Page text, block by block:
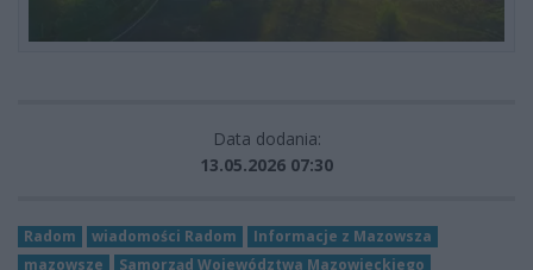
Data dodania:
13.05.2026 07:30
Radom wiadomości Radom
Informacje z Mazowsza
mazowsze
Samorząd Województwa Mazowieckiego